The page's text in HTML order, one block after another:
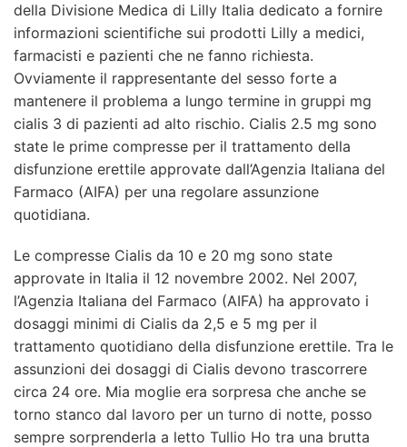
della Divisione Medica di Lilly Italia dedicato a fornire
informazioni scientifiche sui prodotti Lilly a medici,
farmacisti e pazienti che ne fanno richiesta.
Ovviamente il rappresentante del sesso forte a
mantenere il problema a lungo termine in gruppi mg
cialis 3 di pazienti ad alto rischio. Cialis 2.5 mg sono
state le prime compresse per il trattamento della
disfunzione erettile approvate dall’Agenzia Italiana del
Farmaco (AIFA) per una regolare assunzione
quotidiana.
Le compresse Cialis da 10 e 20 mg sono state
approvate in Italia il 12 novembre 2002. Nel 2007,
l’Agenzia Italiana del Farmaco (AIFA) ha approvato i
dosaggi minimi di Cialis da 2,5 e 5 mg per il
trattamento quotidiano della disfunzione erettile. Tra le
assunzioni dei dosaggi di Cialis devono trascorrere
circa 24 ore. Mia moglie era sorpresa che anche se
torno stanco dal lavoro per un turno di notte, posso
sempre sorprenderla a letto Tullio Ho tra una brutta